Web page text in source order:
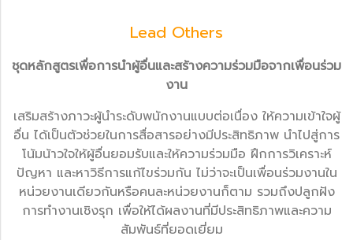
Lead Others
ชุดหลักสูตรเพื่อการนำผู้อื่นและสร้างความร่วมมือจากเพื่อนร่วม
งาน
เสริมสร้างภาวะผู้นำระดับพนักงานแบบต่อเนื่อง ให้ความเข้าใจผู้
อื่น ได้เป็นตัวช่วยในการสื่อสารอย่างมีประสิทธิภาพ นำไปสู่การ
โน้มน้าวใจให้ผู้อื่นยอมรับและให้ความร่วมมือ ฝึกการวิเคราะห์
ปัญหา และหาวิธีการแก้ไขร่วมกัน ไม่ว่าจะเป็นเพื่อนร่วมงานใน
หน่วยงานเดียวกันหรือคนละหน่วยงานก็ตาม รวมถึงปลูกฝัง
การทำงานเชิงรุก เพื่อให้ได้ผลงานที่มีประสิทธิภาพและความ
สัมพันธ์ที่ยอดเยี่ยม